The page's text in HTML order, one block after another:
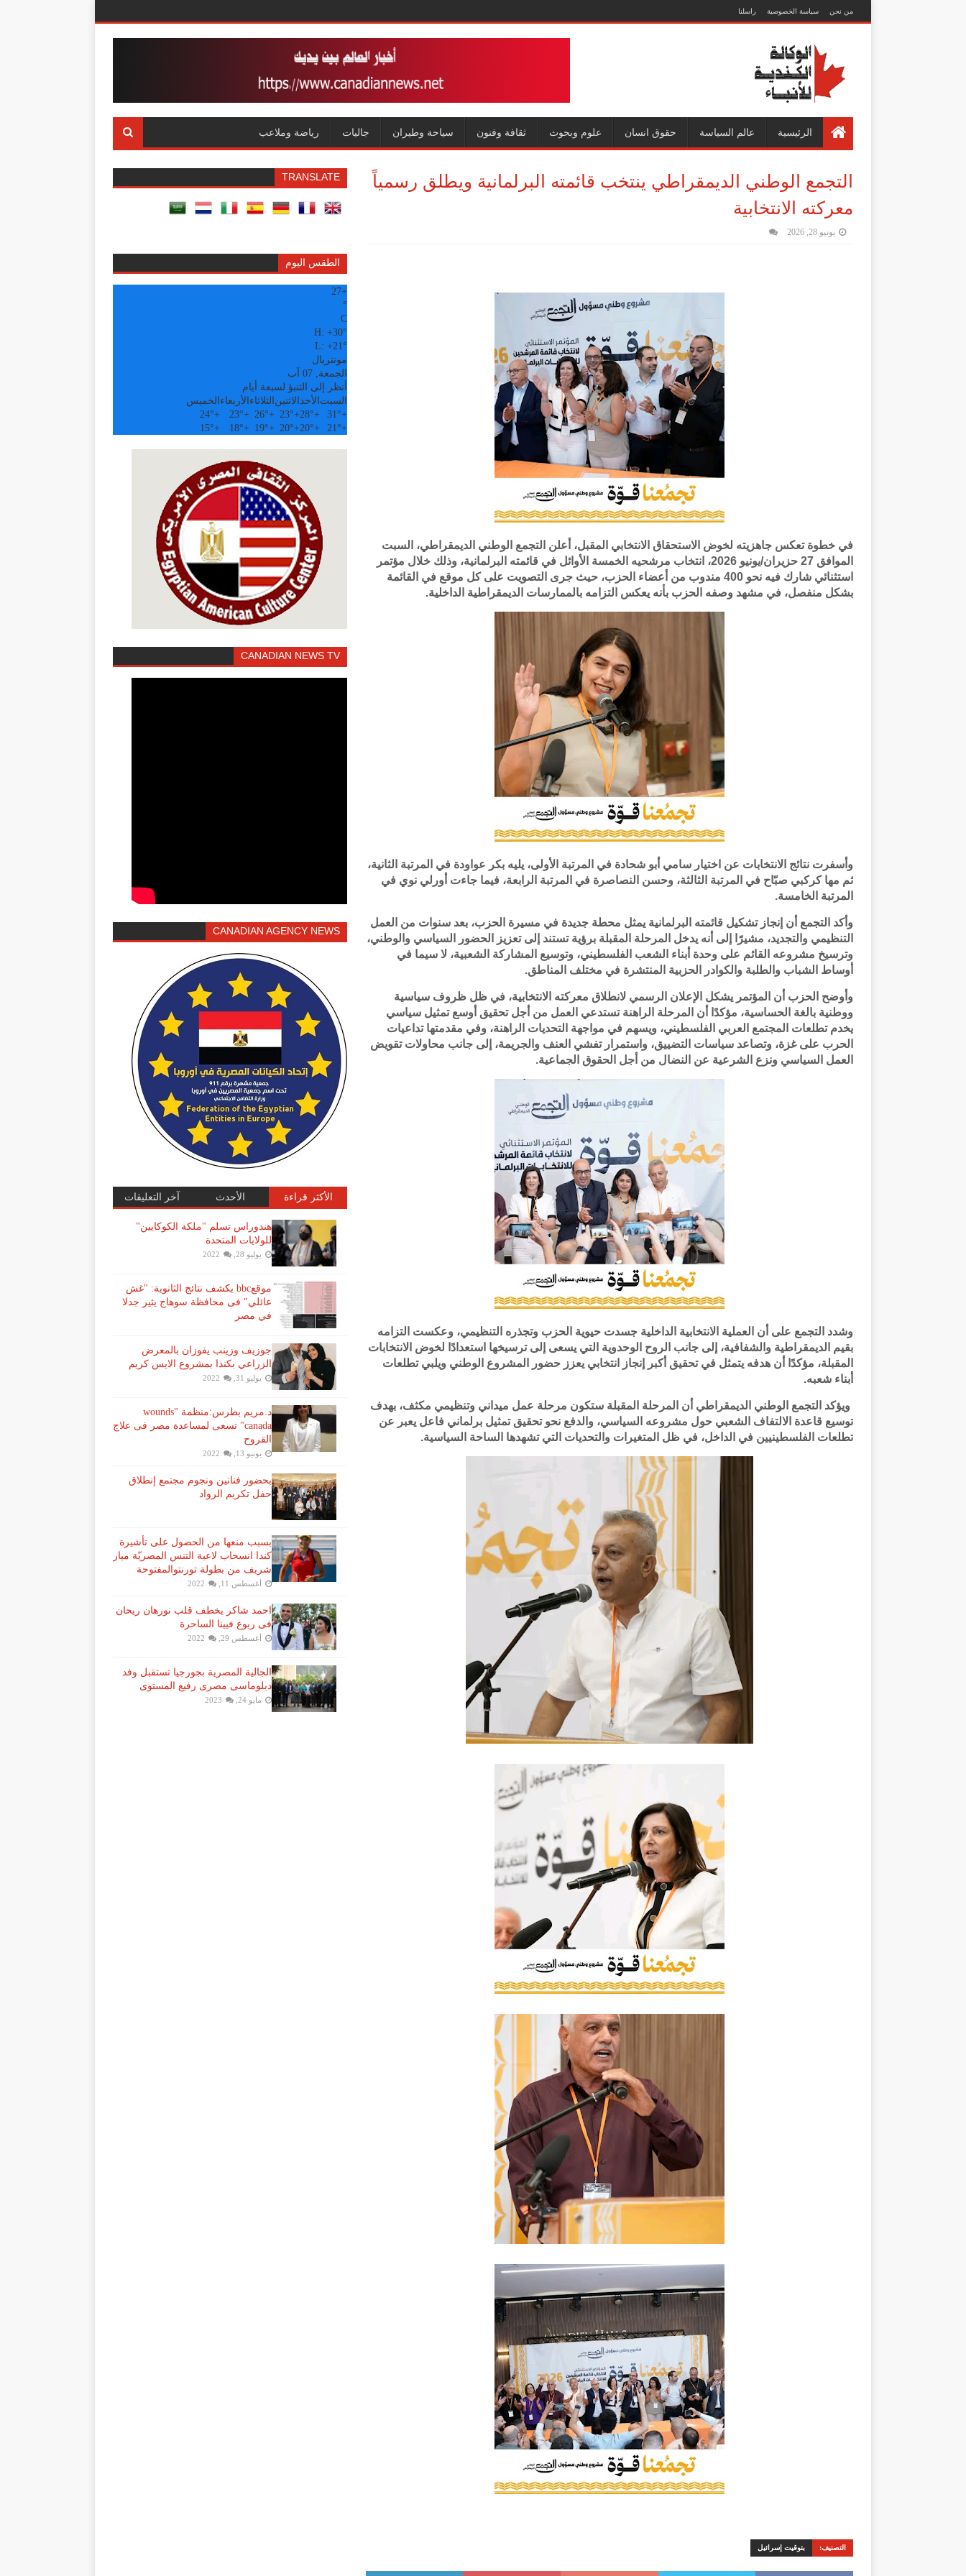
من نحن سياسة الخصوصية راسلنا
الرئيسية عالم السياسة حقوق انسان علوم وبحوث ثقافة وفنون سياحة وطيران جاليات رياضة وملاعب
التجمع الوطني الديمقراطي ينتخب قائمته البرلمانية ويطلق رسمياً
معركته الانتخابية
يونيو 28, 2026
في خطوة تعكس جاهزيته لخوض الاستحقاق الانتخابي المقبل، أعلن التجمع الوطني الديمقراطي، السبت
الموافق 27 حزيران/يونيو 2026، انتخاب مرشحيه الخمسة الأوائل في قائمته البرلمانية، وذلك خلال مؤتمر
استثنائي شارك فيه نحو 400 مندوب من أعضاء الحزب، حيث جرى التصويت على كل موقع في القائمة
بشكل منفصل، في مشهد وصفه الحزب بأنه يعكس التزامه بالممارسات الديمقراطية الداخلية.
وأسفرت نتائج الانتخابات عن اختيار سامي أبو شحادة في المرتبة الأولى، يليه بكر عواودة في المرتبة الثانية،
ثم مها كركبي صبّاح في المرتبة الثالثة، وحسن النصاصرة في المرتبة الرابعة، فيما جاءت أورلي نوي في
المرتبة الخامسة.
وأكد التجمع أن إنجاز تشكيل قائمته البرلمانية يمثل محطة جديدة في مسيرة الحزب، بعد سنوات من العمل
التنظيمي والتجديد، مشيرًا إلى أنه يدخل المرحلة المقبلة برؤية تستند إلى تعزيز الحضور السياسي والوطني،
وترسيخ مشروعه القائم على وحدة أبناء الشعب الفلسطيني، وتوسيع المشاركة الشعبية، لا سيما في
أوساط الشباب والطلبة والكوادر الحزبية المنتشرة في مختلف المناطق.
وأوضح الحزب أن المؤتمر يشكل الإعلان الرسمي لانطلاق معركته الانتخابية، في ظل ظروف سياسية
ووطنية بالغة الحساسية، مؤكدًا أن المرحلة الراهنة تستدعي العمل من أجل تحقيق أوسع تمثيل سياسي
يخدم تطلعات المجتمع العربي الفلسطيني، ويسهم في مواجهة التحديات الراهنة، وفي مقدمتها تداعيات
الحرب على غزة، وتصاعد سياسات التضييق، واستمرار تفشي العنف والجريمة، إلى جانب محاولات تقويض
العمل السياسي ونزع الشرعية عن النضال من أجل الحقوق الجماعية.
وشدد التجمع على أن العملية الانتخابية الداخلية جسدت حيوية الحزب وتجذره التنظيمي، وعكست التزامه
بقيم الديمقراطية والشفافية، إلى جانب الروح الوحدوية التي يسعى إلى ترسيخها استعدادًا لخوض الانتخابات
المقبلة، مؤكدًا أن هدفه يتمثل في تحقيق أكبر إنجاز انتخابي يعزز حضور المشروع الوطني ويلبي تطلعات
أبناء شعبه.
ويؤكد التجمع الوطني الديمقراطي أن المرحلة المقبلة ستكون مرحلة عمل ميداني وتنظيمي مكثف، بهدف
توسيع قاعدة الالتفاف الشعبي حول مشروعه السياسي، والدفع نحو تحقيق تمثيل برلماني فاعل يعبر عن
تطلعات الفلسطينيين في الداخل، في ظل المتغيرات والتحديات التي تشهدها الساحة السياسية.
التصنيف: بتوقيت إسرائيل
TRANSLATE
الطقس اليوم
+
27
°
C
H: +30°
L: +21°
مونتريال
الجمعة, 07 آب
أنظر إلى التنبؤ لسبعة أيام
السبت الأحد الاثنين الثلاثاء الأربعاء الخميس
+
31°
+
28°
+
23°
+
26°
+
23°
+
24°
+
21°
+
20°
+
20°
+
19°
+
18°
+
15°
CANADIAN NEWS TV
CANADIAN AGENCY NEWS
الأكثر قراءة الأحدث آخر التعليقات
هندوراس تسلم "ملكة الكوكايين"
للولايات المتحدة
يوليو 28, 2022
موقعbbc يكشف نتائج الثانوية: "غش
عائلي" فى محافظة سوهاج يثير جدلا
في مصر
جوزيف وزينب يفوزان بالمعرض
الزراعي بكندا بمشروع الايس كريم
يوليو 31, 2022
د.مريم بطرس:منظمة "wounds
canada" تسعى لمساعدة مصر فى علاج
القروح
يونيو 13, 2022
بحضور فنانين ونجوم مجتمع إنطلاق
حفل تكريم الرواد
بسبب منعها من الحصول على تأشيرة
كندا انسحاب لاعبة ​التنس​ المصريّة ​ميار
شريف​ من بطولة ​تورنتو​المفتوحة
أغسطس 11, 2022
احمد شاكر يخطف قلب نورهان ريحان
فى ربوع فيينا الساحرة
أغسطس 29, 2022
الجالية المصرية بجورجيا تستقبل وفد
دبلوماسى مصرى رفيع المستوى
مايو 24, 2023